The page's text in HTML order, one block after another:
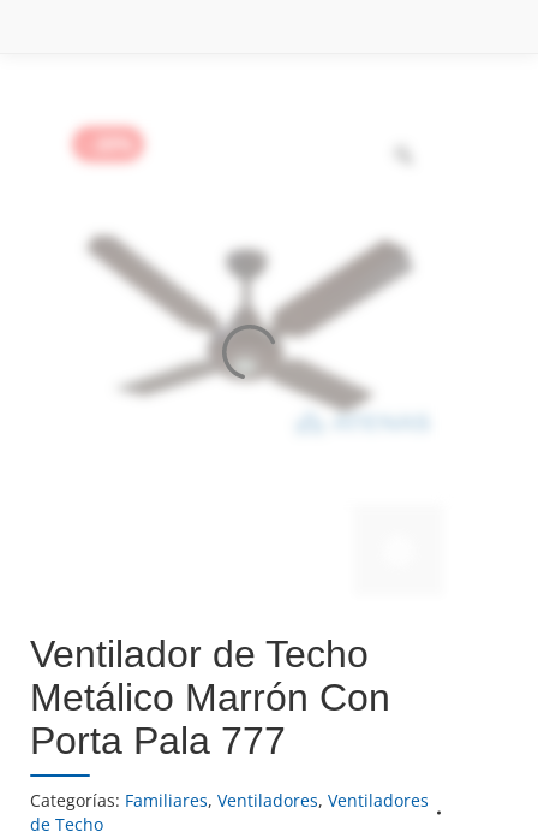
Ventilador de Techo
Metálico Marrón Con
Porta Pala 777
Categorías: Familiares, Ventiladores, Ventiladores
de Techo